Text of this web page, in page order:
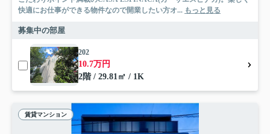
快適にお仕事ができる物件なので開業したい方オ... もっと見る
募集中の部屋
202
10.7万円
2階 / 29.81㎡ / 1K
賃貸マンション